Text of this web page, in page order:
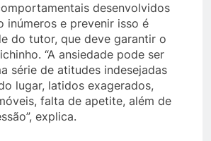
desenvolvidos
inúmeros e prevenir isso é
do tutor, que deve garantir o
“A ansiedade pode ser
série de atitudes indesejadas
lugar, latidos exagerados,
falta de apetite, além de
explica.